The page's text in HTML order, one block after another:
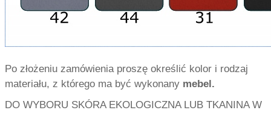
Po złożeniu zamówienia proszę określić kolor i rodzaj
materiału, z którego ma być wykonany mebel.
DO WYBORU SKÓRA EKOLOGICZNA LUB TKANINA W